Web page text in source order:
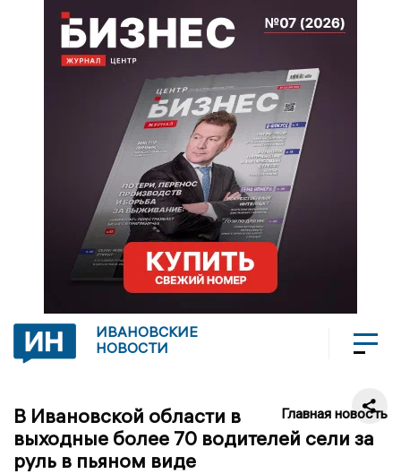
ИВАНОВСКИЕ
НОВОСТИ
Главная новость
В Ивановской области в
выходные более 70 водителей сели за
руль в пьяном виде